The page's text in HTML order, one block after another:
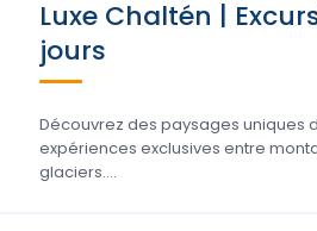
Luxe Chaltén |
jours
Découvrez des paysages uniques
expériences exclusives entre
glaciers....